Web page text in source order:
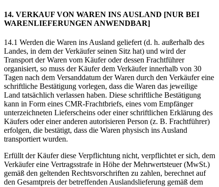
14. VERKAUF VON WAREN INS AUSLAND [NUR BEI
WARENLIEFERUNGEN ANWENDBAR]
14.1 Werden die Waren ins Ausland geliefert (d. h. außerhalb des
Landes, in dem der Verkäufer seinen Sitz hat) und wird der
Transport der Waren vom Käufer oder dessen Frachtführer
organisiert, so muss der Käufer dem Verkäufer innerhalb von 30
Tagen nach dem Versanddatum der Waren durch den Verkäufer eine
schriftliche Bestätigung vorlegen, dass die Waren das jeweilige
Land tatsächlich verlassen haben. Diese schriftliche Bestätigung
kann in Form eines CMR-Frachtbriefs, eines vom Empfänger
unterzeichneten Lieferscheins oder einer schriftlichen Erklärung des
Käufers oder einer anderen autorisieren Person (z. B. Frachtführer)
erfolgen, die bestätigt, dass die Waren physisch ins Ausland
transportiert wurden.
Erfüllt der Käufer diese Verpflichtung nicht, verpflichtet er sich, dem
Verkäufer eine Vertragsstrafe in Höhe der Mehrwertsteuer (MwSt.)
gemäß den geltenden Rechtsvorschriften zu zahlen, berechnet auf
den Gesamtpreis der betreffenden Auslandslieferung gemäß dem